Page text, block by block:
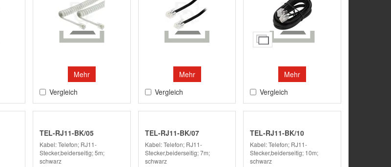
Mehr
Vergleich
Mehr
Vergleich
Mehr
Vergleich
TEL-RJ11-BK/05
Kabel: Telefon; RJ11-
Stecker,beiderseitig; 5m;
schwarz
TEL-RJ11-BK/07
Kabel: Telefon; RJ11-
Stecker,beiderseitig; 7m;
schwarz
TEL-RJ11-BK/10
Kabel: Telefon; RJ11-
Stecker,beiderseitig; 10m;
schwarz